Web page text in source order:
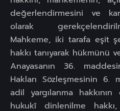
değerlendirmesini ve
olarak
Mahkeme, iki tarafa eşit
hakkı tanıyarak hükmünü
Anayasanın 36.
Hakları Sözleşmesinin 6.
adil yargılanma
hukukî dinlenilme